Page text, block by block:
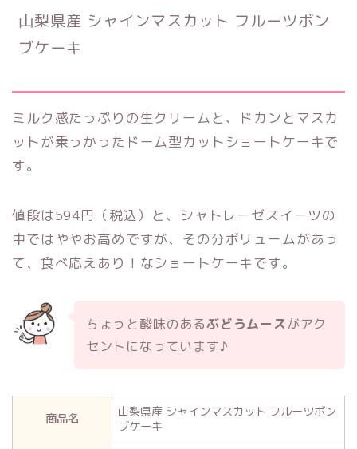
山梨県産 シャインマスカット フルーツボン
ブケーキ
ミルク感たっぷりの生クリームと、ドカンとマスカ
ットが乗っかったドーム型カットショートケーキで
す。
値段は594円（税込）と、シャトレーゼスイーツの
中ではややお高めですが、その分ボリュームがあっ
て、食べ応えあり！なショートケーキです。
ちょっと酸味のあるぶどうムース がアク
セントになっています♪
商品名
山梨県産 シャインマスカット フルーツボン
ブケーキ